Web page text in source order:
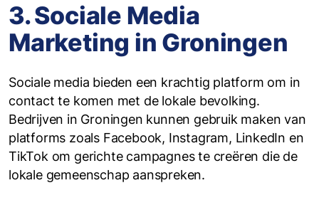
3. Sociale Media
Marketing in Groningen
Sociale media bieden een krachtig platform om in
contact te komen met de lokale bevolking.
Bedrijven in Groningen kunnen gebruik maken van
platforms zoals Facebook, Instagram, LinkedIn en
TikTok om gerichte campagnes te creëren die de
lokale gemeenschap aanspreken.